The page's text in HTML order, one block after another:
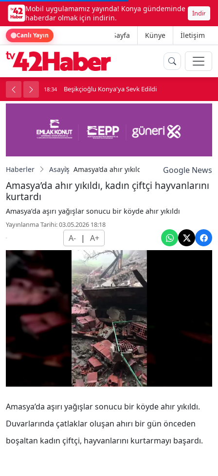
Mobil uygulamamız yayında! Konya gündeminde
haberdar olmak için indirin.
İndir
Canlı Yayın Ana Sayfa Künye İletişim
girdi 18:34 Beşikçioğlu Konya'ya Sevk Edildi
Haberler Asayiş Amasya’da ahır yıkıldı, kadın çiftçiGoogle News
Amasya’da ahır yıkıldı, kadın çiftçi hayvanlarını
kurtardı
Amasya’da aşırı yağışlar sonucu bir köyde ahır yıkıldı
Yayınlanma Tarihi: 03.05.2026 18:18
A- | A+
Amasya’da aşırı yağışlar sonucu bir köyde ahır yıkıldı.
Duvarlarında çatlaklar oluşan ahırı bir gün önceden
boşaltan kadın çiftçi, hayvanlarını kurtarmayı başardı.